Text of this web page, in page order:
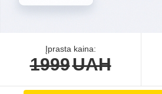
Įprasta kaina:
1999UAH